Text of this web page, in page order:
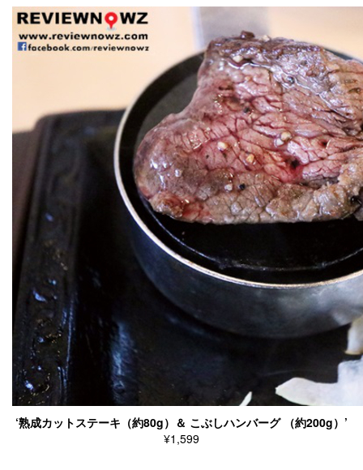
‘熟成カットステーキ（約80g）＆ こぶしハンバーグ （約200g）’
¥1,599